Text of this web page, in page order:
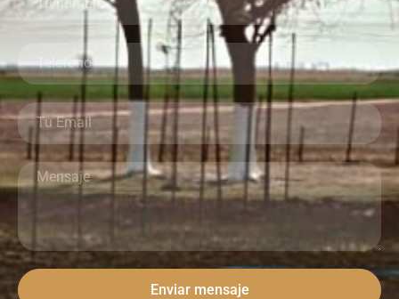
Enviar mensaje